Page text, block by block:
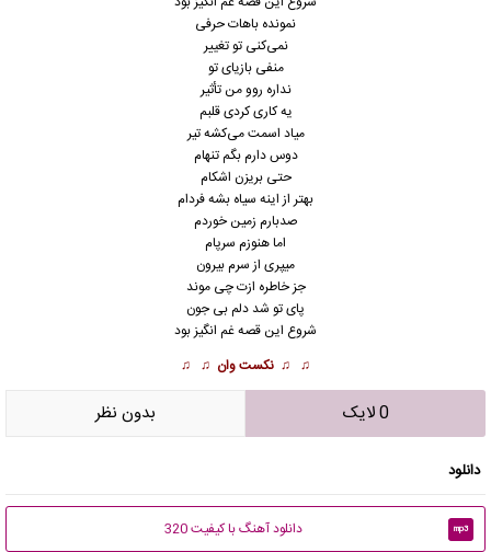
نمونده باهات حرفی
نمی‌کنی تو تغییر
منفی بازیای تو
نداره روو من تأثیر
یه کاری کردی قلبم
میاد اسمت می‌کشه تیر
دوس دارم بگم تنهام
حتی بریزن اشکام
بهتر از اینه سیاه بشه فردام
صدبارم زمین خوردم
اما هنوزم سرپام
میپری از سرم بیرون
جز خاطره ازت چی موند
پای تو شد دلم بی جون
شروع این قصه غم انگیز بود
♫ ♫ نکست وان ♫ ♫
0 لایک بدون نظر
دانلود
mp3 دانلود آهنگ با کیفیت 320